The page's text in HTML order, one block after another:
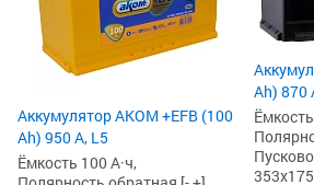
Аккумулятор AKOM +EFB (100
Ah) 950 А, L5
Ёмкость 100 А·ч,
Ah) 870